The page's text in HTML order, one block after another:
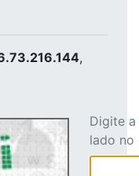
,
Digite
lado no